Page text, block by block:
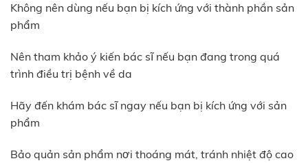
Không nên dùng nếu bạn bị kích ứng với thành phần sản
phẩm
Nên tham khảo ý kiến bác sĩ nếu bạn đang trong quá
trình điều trị bệnh về da
Hãy đến khám bác sĩ ngay nếu bạn bị kích ứng với sản
phẩm
Bảo quản sản phẩm nơi thoáng mát, tránh nhiệt độ cao